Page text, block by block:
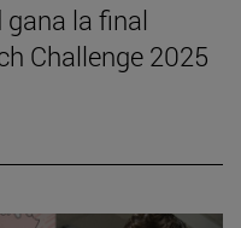
la final
Challenge 2025